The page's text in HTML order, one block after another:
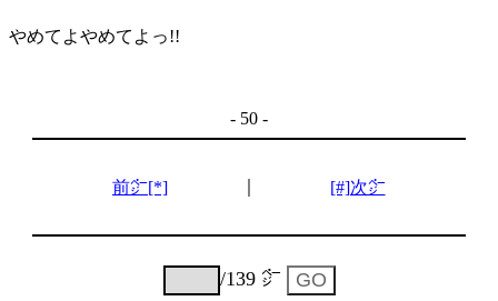
やめてよやめてよっ!!
- 50 -
前㌻[*] [#]次㌻
/139 ㌻